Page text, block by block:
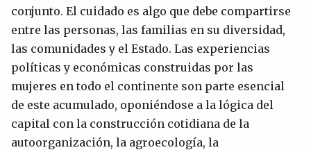
conjunto. El cuidado es algo que debe compartirse
entre las personas, las familias en su diversidad,
las comunidades y el Estado. Las experiencias
políticas y económicas construidas por las
mujeres en todo el continente son parte esencial
de este acumulado, oponiéndose a la lógica del
capital con la construcción cotidiana de la
autoorganización, la agroecología, la